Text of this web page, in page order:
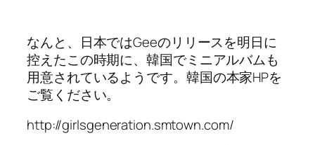
なんと、日本ではGeeのリリースを明日に
控えたこの時期に、韓国でミニアルバムも
用意されているようです。 韓国の本家HPを
ご覧ください。
http://girlsgeneration.smtown.com/